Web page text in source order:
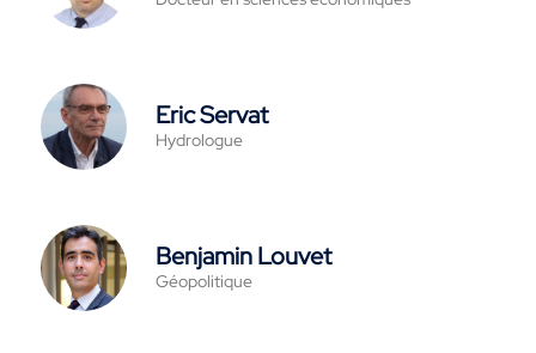
Eric Servat
Hydrologue
Benjamin Louvet
Géopolitique